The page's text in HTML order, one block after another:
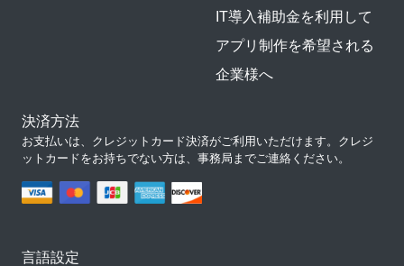
IT導入補助金を利用して
アプリ制作を希望される
企業様へ
決済方法
お支払いは、クレジットカード決済がご利用いただけます。クレジ
ットカードをお持ちでない方は、事務局までご連絡ください。
言語設定